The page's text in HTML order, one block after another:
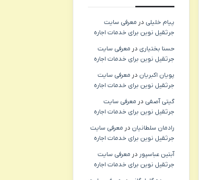
پیام خلیلی در معرفی سایت
جرثقیل نوین برای خدمات اجاره
حسنا بختیاری در معرفی سایت
جرثقیل نوین برای خدمات اجاره
پویان اکبریان در معرفی سایت
جرثقیل نوین برای خدمات اجاره
گیتی آصفی در معرفی سایت
جرثقیل نوین برای خدمات اجاره
رادمان سلطانیان در معرفی سایت
جرثقیل نوین برای خدمات اجاره
آبتین عباسپور در معرفی سایت
جرثقیل نوین برای خدمات اجاره